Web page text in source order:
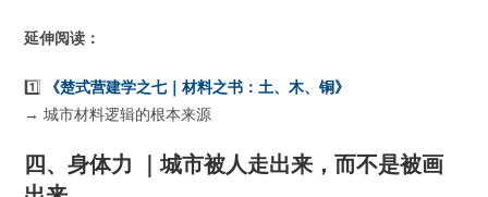
延伸阅读：
1️⃣
《楚式营建学之七｜材料之书：土、木、铜》
→ 城市材料逻辑的根本来源
四、身体力 ｜城市被人走出来，而不是被画